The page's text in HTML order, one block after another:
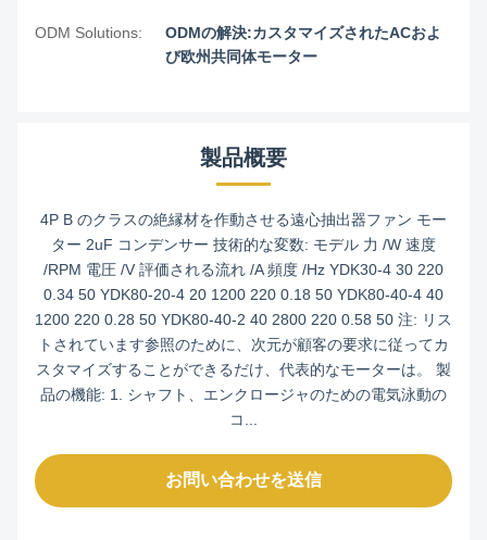
ODM Solutions:
ODMの解決:カスタマイズされたACおよ
び欧州共同体モーター
製品概要
4P B のクラスの絶縁材を作動させる遠心抽出器ファン モー
ター 2uF コンデンサー 技術的な変数: モデル 力 /W 速度
/RPM 電圧 /V 評価される流れ /A 頻度 /Hz YDK30-4 30 220
0.34 50 YDK80-20-4 20 1200 220 0.18 50 YDK80-40-4 40
1200 220 0.28 50 YDK80-40-2 40 2800 220 0.58 50 注: リス
トされています参照のために、次元が顧客の要求に従ってカ
スタマイズすることができるだけ、代表的なモーターは。 製
品の機能: 1. シャフト、エンクロージャのための電気泳動の
コ...
お問い合わせを送信